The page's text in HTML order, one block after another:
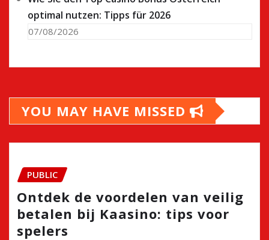
optimal nutzen: Tipps für 2026
07/08/2026
YOU MAY HAVE MISSED
PUBLIC
Ontdek de voordelen van veilig
betalen bij Kaasino: tips voor
spelers